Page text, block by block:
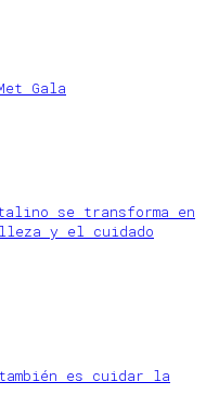
Gala
se transforma en
y el cuidado
es cuidar la